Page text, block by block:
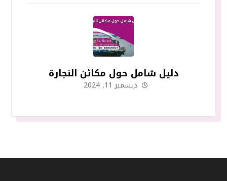
دليل شامل حول مكائن النجارة
ديسمبر 11, 2024